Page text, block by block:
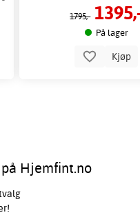
1795,-
På lager
Kjøp
Hjemfint.no